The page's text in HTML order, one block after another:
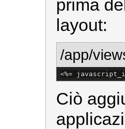
prima
layout:
/app/
<%=
Ciò